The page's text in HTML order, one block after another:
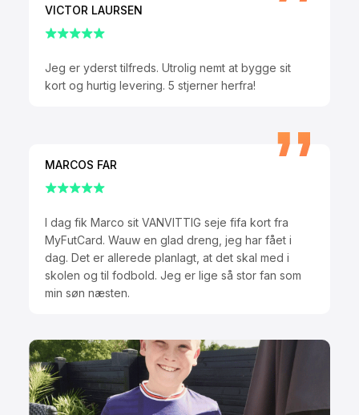
VICTOR LAURSEN
Jeg er yderst tilfreds. Utrolig nemt at bygge sit
kort og hurtig levering. 5 stjerner herfra!
MARCOS FAR
I dag fik Marco sit VANVITTIG seje fifa kort fra
MyFutCard. Wauw en glad dreng, jeg har fået i
dag. Det er allerede planlagt, at det skal med i
skolen og til fodbold. Jeg er lige så stor fan som
min søn næsten.